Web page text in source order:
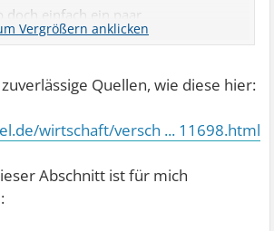
doch einfach ein paar
Quellen an, wo das durch
Quellen, wie diese hier:
wirtschaft/versch ... 11698.html
Abschnitt ist für mich